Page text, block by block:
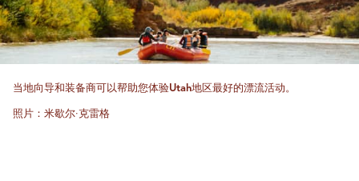
当地向导和装备商可以帮助您体验Utah地区最好的漂流活动。
照片：米歇尔·克雷格